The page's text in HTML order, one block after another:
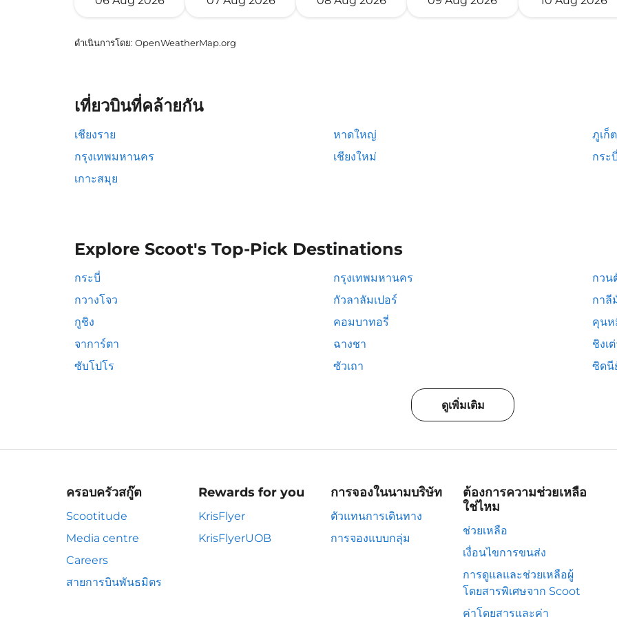
ดำเนินการโดย: OpenWeatherMap.org
เที่ยวบินที่คล้ายกัน
เชียงราย หาดใหญ่
ภูเก็ต
กรุงเทพมหานคร
เชียงใหม่
กระบี่
เกาะสมุย
Explore Scoot's Top-Pick Destinations
กระบี่ กรุงเทพมหานคร
กวน
กวางโจว
กัวลาลัมเปอร์
กาลี
กูชิง
คอมบาทอรี่
คุนห
จาการ์ตา
ฉางชา
ชิงเ
ซับโปโร
ซัวเถา ซิดนี
ดูเพิ่มเติม
ครอบครัวสกู๊ต
Scootitude
Media centre
Careers
สายการบินพันธมิตร
Rewards for you
KrisFlyer
KrisFlyerUOB
การจองในนามบริษัท
ตัวแทนการเดินทาง
การจองแบบกลุ่ม
ต้องการความช่วยเหลือ
ใช่ไหม
ช่วยเหลือ
เงื่อนไขการขนส่ง
การดูแลและช่วยเหลือผู้
โดยสารพิเศษจาก Scoot
ค่าโดยสารและค่า